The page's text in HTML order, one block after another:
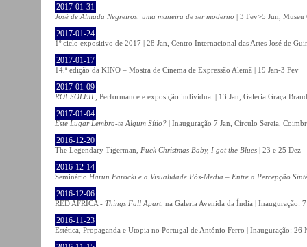
2017-01-31
José de Almada Negreiros: uma maneira de ser moderno | 3 Fev>5 Jun,
2017-01-24
1º ciclo expositivo de 2017 | 28 Jan, Centro Internacional das Artes José de
2017-01-17
14.ª edição da KINO – Mostra de Cinema de Expressão Alemã | 19 Jan-3 Fev
2017-01-09
ROI SOLEIL , Performance e exposição individual | 13 Jan, Galeria Graça
2017-01-04
Este Lugar Lembra-te Algum Sítio? | Inauguração 7 Jan, Círculo Sereia,
2016-12-20
The Legendary Tigerman, Fuck Christmas Baby, I got the Blues | 23 e 25 Dez
2016-12-14
Seminário Harun Farocki e a Visualidade Pós-Media – Entre a Percepção
2016-12-06
RED AFRICA - Things Fall Apart , na Galeria Avenida da Índia | Inauguração:
2016-11-23
Estética, Propaganda e Utopia no Portugal de António Ferro | Inauguração: 26